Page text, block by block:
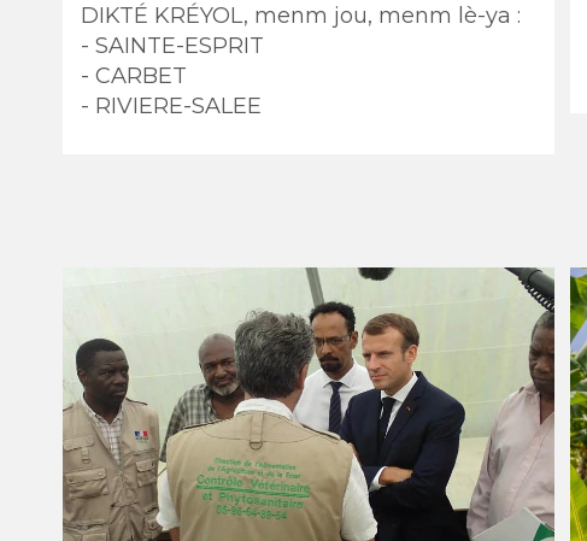
DIKTÉ KRÉYOL, menm jou, menm lè-ya :
- SAINTE-ESPRIT
- ⁠CARBET
- ⁠RIVIERE-SALEE